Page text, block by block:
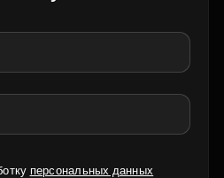
персональных данных